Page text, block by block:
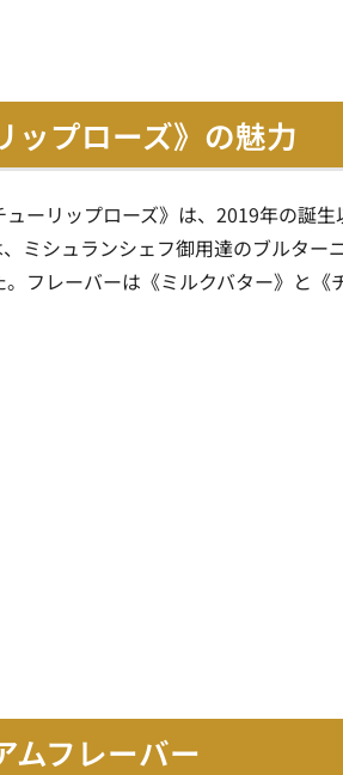
ップローズ》の魅力
ーリップローズ》は、2019年の誕
ミシュランシェフ御用達のブルタ
フレーバーは《ミルクバター》と《
ムフレーバー